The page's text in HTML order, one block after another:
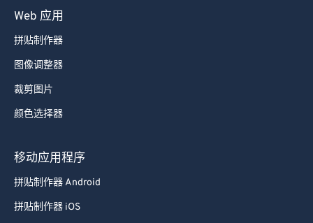
Web 应用
拼贴制作器
图像调整器
裁剪图片
颜色选择器
移动应用程序
拼贴制作器 Android
拼贴制作器 iOS